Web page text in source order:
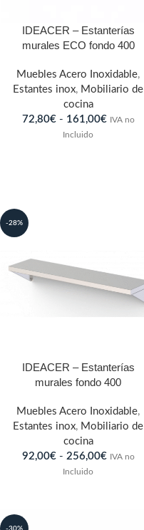
IDEACER – Estanterías
murales ECO fondo 400
Muebles Acero Inoxidable,
Estantes inox, Mobiliario de
cocina
72,80€ - 161,00€ IVA no
Incluido
-28%
IDEACER – Estanterías
murales fondo 400
Muebles Acero Inoxidable,
Estantes inox, Mobiliario de
cocina
92,00€ - 256,00€ IVA no
Incluido
-30%